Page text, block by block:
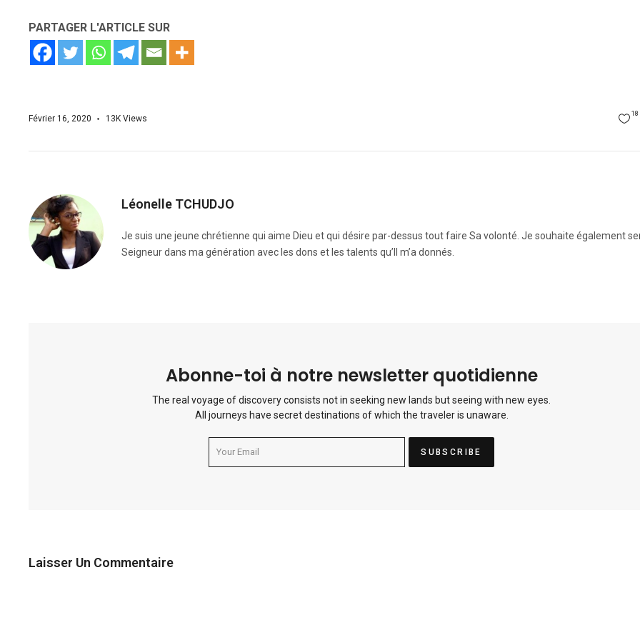
PARTAGER L'ARTICLE SUR
Février 16, 2020 13K Views 18
Léonelle TCHUDJO
Je suis une jeune chrétienne qui aime Dieu et qui désire par-dessus tout faire Sa volonté. Je souhaite également
Seigneur dans ma génération avec les dons et les talents qu’Il m’a donnés.
Abonne-toi à notre newsletter quotidienne
The real voyage of discovery consists not in seeking new lands but seeing with new eyes.
All journeys have secret destinations of which the traveler is unaware.
Laisser Un Commentaire